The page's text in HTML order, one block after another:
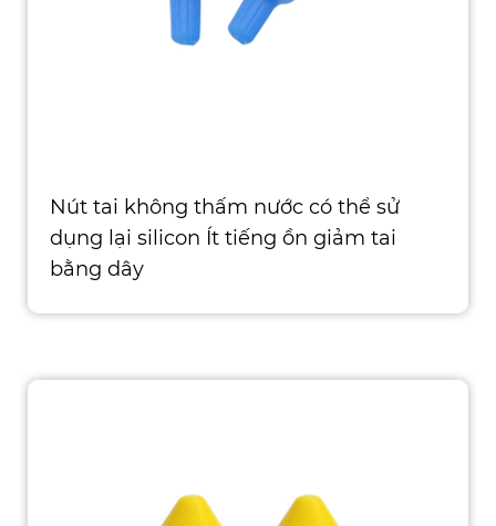
Nút tai không thấm nước có thể sử
dụng lại silicon Ít tiếng ồn giảm tai
bằng dây